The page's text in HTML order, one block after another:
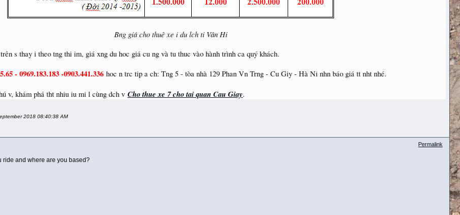
Bng giá cho thuê xe i du lch ti Vân Hi
s thay i theo tng thi im, giá xng du hoc giá cu ng và tu thuc vào hành trình ca quý khách.
- 0969.183.183 -0903.441.336 hoc n trc tip a ch: Tng 5 - tòa nhà 129 Phan Vn Trng - Cu Giy - Hà Ni nhn báo giá tt nht nhé.
v, khám phá tht nhiu iu mi l cùng dch v Cho thue xe 7 cho tai quan Cau Giay.
2018 08:40:38 AM
Permalink
ride and where are you based?